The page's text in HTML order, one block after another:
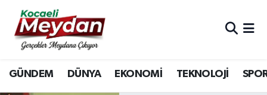
GÜNDEM DÜNYA EKONOMİ TEKNOLOJİ
Nöbetçi Eczaneler
Hava Durumu